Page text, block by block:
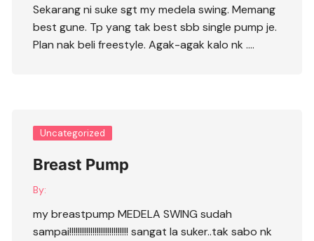
Sekarang ni suke sgt my medela swing. Memang
best gune. Tp yang tak best sbb single pump je.
Plan nak beli freestyle. Agak-agak kalo nk ….
Uncategorized
Breast Pump
By:
my breastpump MEDELA SWING sudah
sampai!!!!!!!!!!!!!!!!!!!!!!!!!!!! sangat la suker..tak sabo nk